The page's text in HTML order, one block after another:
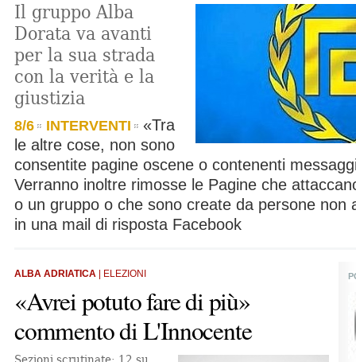
Il gruppo Alba
Dorata va avanti
per la sua strada
con la verità e la
giustizia
8/6 INTERVENTI
«Tra
le altre cose, non sono
consentite pagine oscene o contenenti
Verranno inoltre rimosse le Pagine che
o un gruppo o che sono create da persone non
in una mail di risposta Facebook
ALBA ADRIATICA | ELEZIONI
«Avrei potuto fare di più»
commento di L'Innocente